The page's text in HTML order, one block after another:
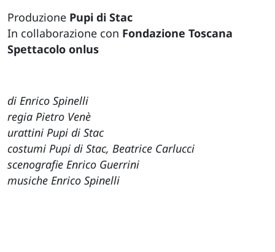
Produzione Pupi di Stac
In collaborazione con Fondazione Toscana
Spettacolo onlus
di Enrico Spinelli
regia Pietro Venè
urattini Pupi di Stac
costumi Pupi di Stac, Beatrice Carlucci
scenografie Enrico Guerrini
musiche Enrico Spinelli